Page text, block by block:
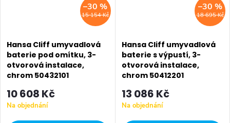
15 154 Kč
–30 %
Hansa Cliff umyvadlová
baterie pod omítku, 3-
otvorová instalace,
chrom 50432101
10 608 Kč
Na objednání
18 695 Kč
–30 %
Hansa Cliff umyvadlová
baterie s výpustí, 3-
otvorová instalace,
chrom 50412201
13 086 Kč
Na objednání